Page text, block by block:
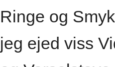
Ringe og
jeg ejed viss